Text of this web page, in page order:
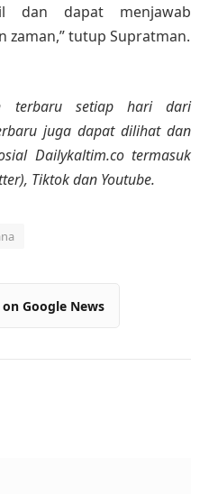
dan dapat menjawab
zaman,” tutup Supratman.
terbaru setiap hari dari
juga dapat dilihat dan
Dailykaltim.co termasuk
Tiktok dan Youtube.
Google News